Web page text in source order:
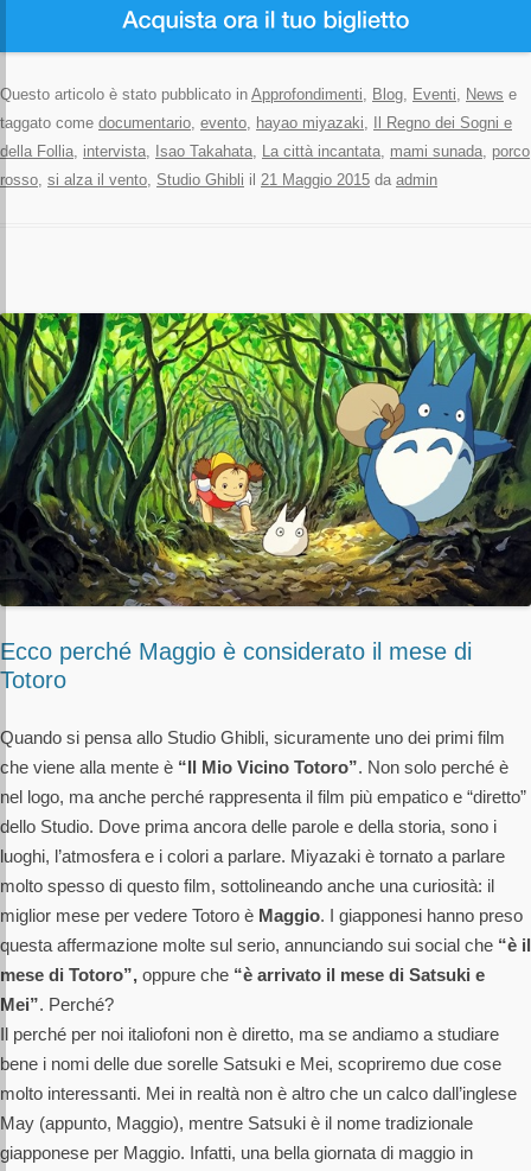
Questo articolo è stato pubblicato in Approfondimenti Blog Eventi News e
taggato come documentario evento hayao miyazaki
Il Regno dei Sogni e
della Follia intervista Isao Takahata La città incantata mami sunada porco
rosso si alza il vento Studio Ghibli il 21 Maggio 2015 da admin
Ecco perché Maggio è considerato il mese di
Totoro
Quando si pensa allo Studio Ghibli, sicuramente uno dei primi film
che viene alla mente è “Il Mio Vicino Totoro”. Non solo perché è
nel logo, ma anche perché rappresenta il film più empatico e “diretto”
dello Studio. Dove prima ancora delle parole e della storia, sono i
luoghi, l’atmosfera e i colori a parlare. Miyazaki è tornato a parlare
molto spesso di questo film, sottolineando anche una curiosità: il
miglior mese per vedere Totoro è Maggio. I giapponesi hanno preso
questa affermazione molte sul serio, annunciando sui social che “è il
mese di Totoro”, oppure che “è arrivato il mese di Satsuki e
Mei”. Perché?
Il perché per noi italiofoni non è diretto, ma se andiamo a studiare
bene i nomi delle due sorelle Satsuki e Mei, scopriremo due cose
molto interessanti. Mei in realtà non è altro che un calco dall’inglese
May (appunto, Maggio), mentre Satsuki è il nome tradizionale
giapponese per Maggio. Infatti, una bella giornata di maggio in